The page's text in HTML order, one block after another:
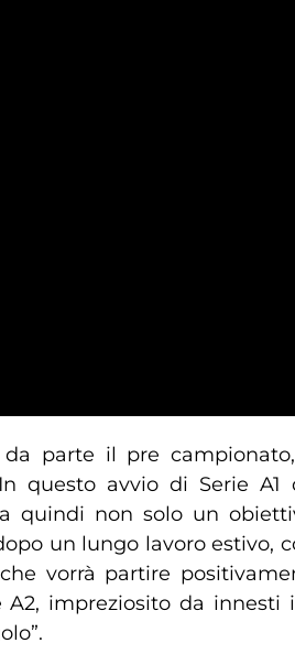
da parte il pre
questo avvio di Serie
non solo un
un lungo lavoro estivo,
vorrà partire
impreziosito da